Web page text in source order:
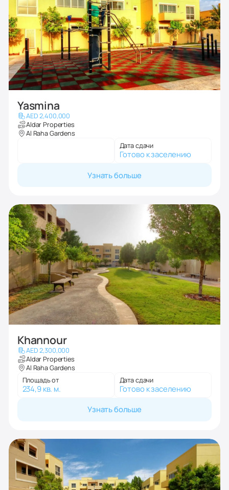
Yasmina
AED 2,400,000
Aldar Properties
Al Raha Gardens
Дата сдачи
Готово к заселению
Узнать больше
Khannour
AED 2,300,000
Aldar Properties
Al Raha Gardens
Площадь от
234,9 кв. м.
Дата сдачи
Готово к заселению
Узнать больше